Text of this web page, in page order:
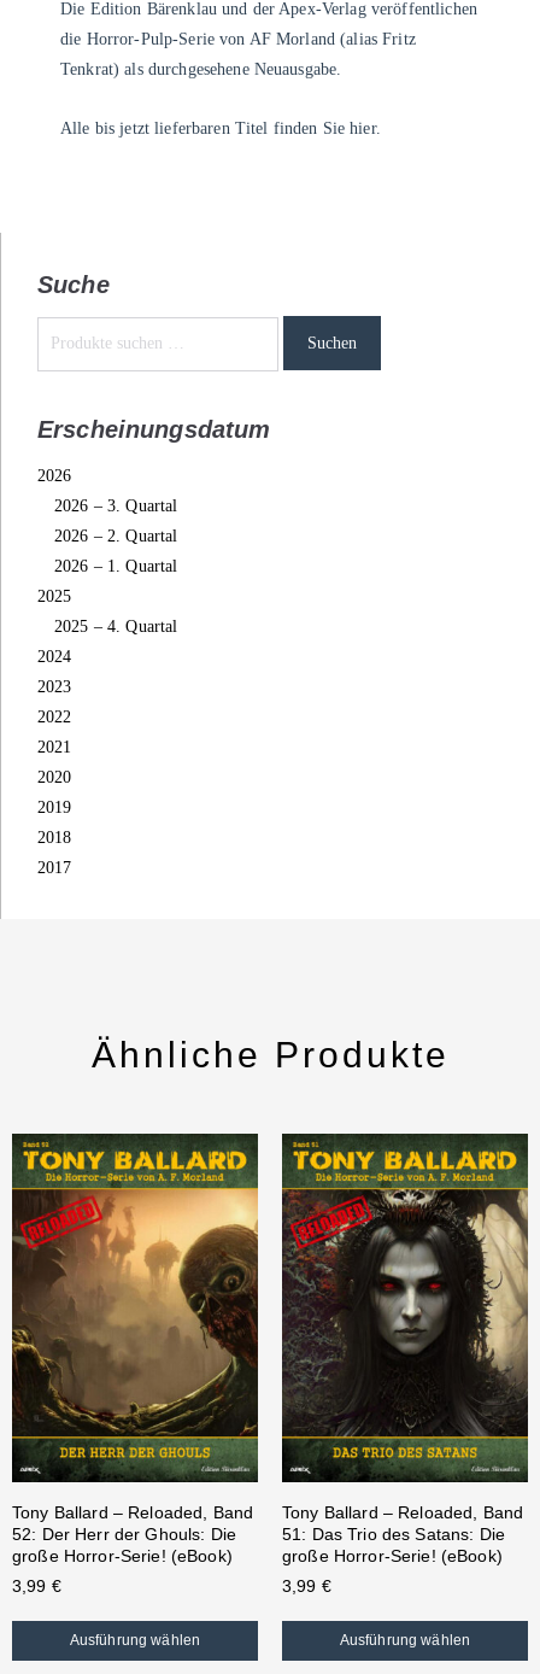
Die Edition Bärenklau und der Apex-Verlag veröffentlichen
die Horror-Pulp-Serie von AF Morland (alias Fritz
Tenkrat) als durchgesehene Neuausgabe.
Alle bis jetzt lieferbaren Titel finden Siehier.
Suche
Suchen
Erscheinungsdatum
2026
2026 – 3. Quartal
2026 – 2. Quartal
2026 – 1. Quartal
2025
2025 – 4. Quartal
2024
2023
2022
2021
2020
2019
2018
2017
Ähnliche Produkte
Tony Ballard – Reloaded, Band
52: Der Herr der Ghouls: Die
große Horror-Serie! (eBook)
3,99 €
Ausführung wählen
Tony Ballard – Reloaded, Band
51: Das Trio des Satans: Die
große Horror-Serie! (eBook)
3,99 €
Ausführung wählen